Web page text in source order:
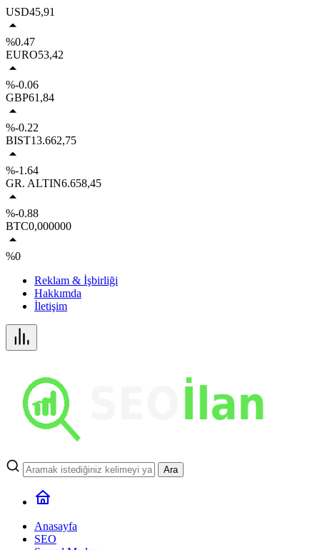
USD45,91
%0.47
EURO53,42
%-0.06
GBP61,84
%-0.22
BIST13.662,75
%-1.64
GR. ALTIN6.658,45
%-0.88
BTC0,000000
%0
Reklam & İşbirliği
Hakkımda
İletişim
Ara
Anasayfa
SEO